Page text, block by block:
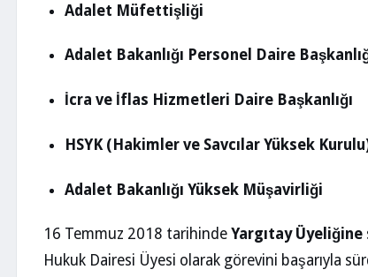
Adalet Müfettişliği
Adalet Bakanlığı Personel Daire
İcra ve İflas Hizmetleri Daire Başkanlığı
HSYK (Hakimler ve Savcılar Yüksek
Adalet Bakanlığı Yüksek Müşavirliği
16 Temmuz 2018 tarihinde Yargıtay Üyeliğine
Hukuk Dairesi Üyesi olarak görevini başarıyla